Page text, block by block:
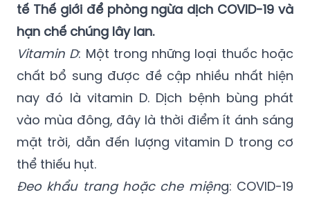
tế Thế giới để phòng ngừa dịch COVID-19 và
hạn chế chúng lây lan.
Vitamin D: Một trong những loại thuốc hoặc
chất bổ sung được đề cập nhiều nhất hiện
nay đó là vitamin D. Dịch bệnh bùng phát
vào mùa đông, đây là thời điểm ít ánh sáng
mặt trời, dẫn đến lượng vitamin D trong cơ
thể thiếu hụt.
Đeo khẩu trang hoặc che miệng: COVID-19